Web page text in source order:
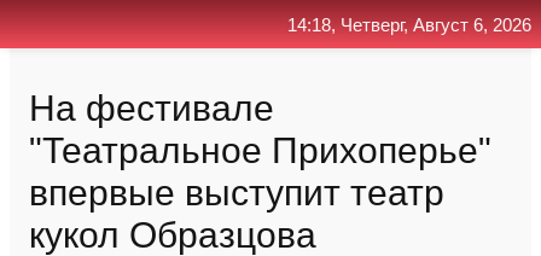
На фестивале
"Театральное Прихоперье"
впервые выступит театр
кукол Образцова
14:18, Четверг, Август 6, 2026